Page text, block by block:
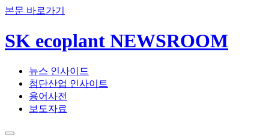
본문 바로가기
SK ecoplant NEWSROOM
뉴스 인사이드
첨단산업 인사이트
용어사전
보도자료